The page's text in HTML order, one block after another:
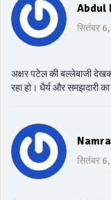
Abdul
सितंबर
अक्षर पटेल की बल्लेबाजी
रहा हो। धैर्य और समझदारी
सितंबर